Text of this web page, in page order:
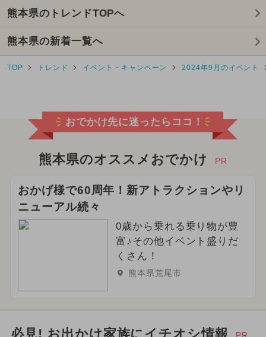
2024年10月のイベント
2024年9月のイベント
2025年2月のイベント
アート 2026年8月のイベント
2024年8月のイベント
2026年7月のイベント 春休み
2024年3月のイベント
2026年6月のイベント グルメフェス
2026年2月のイベント
2026年5月のイベント
熊本県のトレンドTOPへ
熊本県の新着一覧へ
TOP トレンド イベント・キャンペーン 2024年9月のイベント
おでかけ先に迷ったらココ！
熊本県のオススメおでかけ PR
おかげ様で60周年！新アトラクションやリ
ニューアル続々
0歳から乗れる乗り物が豊
富♪その他イベント盛りだ
くさん！
熊本県荒尾市
必見! お出かけ家族にイチオシ情報